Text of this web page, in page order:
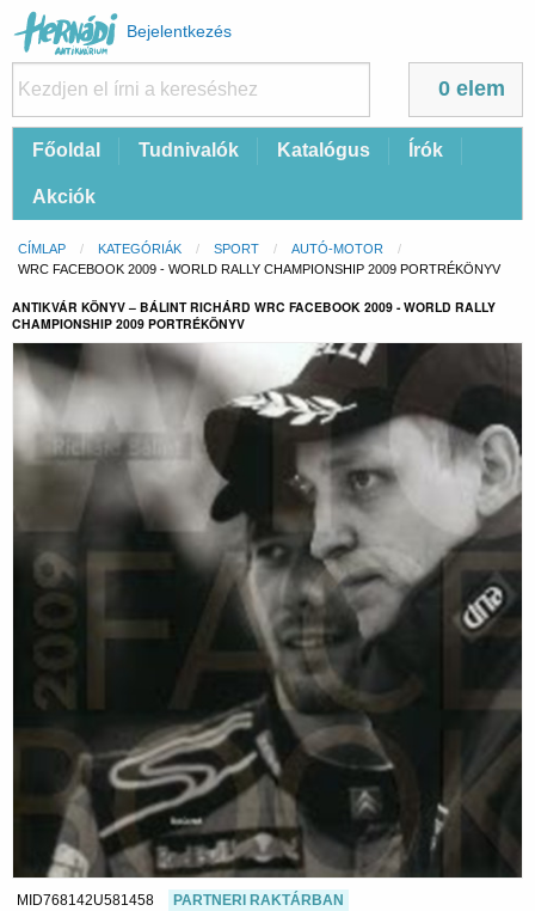
Felhasználói
fiók
menüje
Bejelentkezés
0 elem
FőFőoldal Tudnivalók Katalógus Írók
Akciók
Morzsa
CÍMLAP KATEGÓRIÁK SPORT
AUTÓ-MOTOR
CURRENT:
WRC FACEBOOK 2009 - WORLD RALLY CHAMPIONSHIP 2009 PORTRÉKÖNYV
ANTIKVÁR KÖNYV – BÁLINT RICHÁRD WRC FACEBOOK 2009 - WORLD RALLY
CHAMPIONSHIP 2009 PORTRÉKÖNYV
MID768142U581458 PARTNERI RAKTÁRBAN